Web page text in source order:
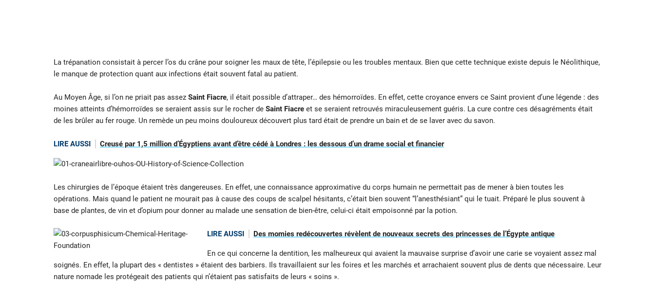
La trépanation consistait à percer l’os du crâne pour soigner les maux de tête, l’épilepsie ou les troubles mentaux. Bien que cette technique existe depuis le Néolithique,
le manque de protection quant aux infections était souvent fatal au patient.
Au Moyen Âge, si l’on ne priait pas assez Saint Fiacre, il était possible d’attraper… des hémorroïdes. En effet, cette croyance envers ce Saint provient d’une légende : des
moines atteints d’hémorroïdes se seraient assis sur le rocher de Saint Fiacreet se seraient retrouvés miraculeusement guéris. La cure contre ces désagréments était
de les brûler au fer rouge. Un remède un peu moins douloureux découvert plus tard était de prendre un bain et de se laver avec du savon.
LIRE AUSSI Creusé par 1,5 million d’Égyptiens avant d’être cédé à Londres : les dessous d’un drame social et financier
Les chirurgies de l’époque étaient très dangereuses. En effet, une connaissance approximative du corps humain ne permettait pas de mener à bien toutes les
opérations. Mais quand le patient ne mourait pas à cause des coups de scalpel hésitants, c’était bien souvent “l’anesthésiant” qui le tuait. Préparé le plus souvent à
base de plantes, de vin et d’opium pour donner au malade une sensation de bien-être, celui-ci était empoisonné par la potion.
LIRE AUSSI Des momies redécouvertes révèlent de nouveaux secrets des princesses de l’Égypte antique
En ce qui concerne la dentition, les malheureux qui avaient la mauvaise surprise d’avoir une carie se voyaient assez mal
soignés. En effet, la plupart des « dentistes » étaient des barbiers. Ils travaillaient sur les foires et les marchés et arrachaient souvent plus de dents que nécessaire. Leur
nature nomade les protégeait des patients qui n’étaient pas satisfaits de leurs « soins ».